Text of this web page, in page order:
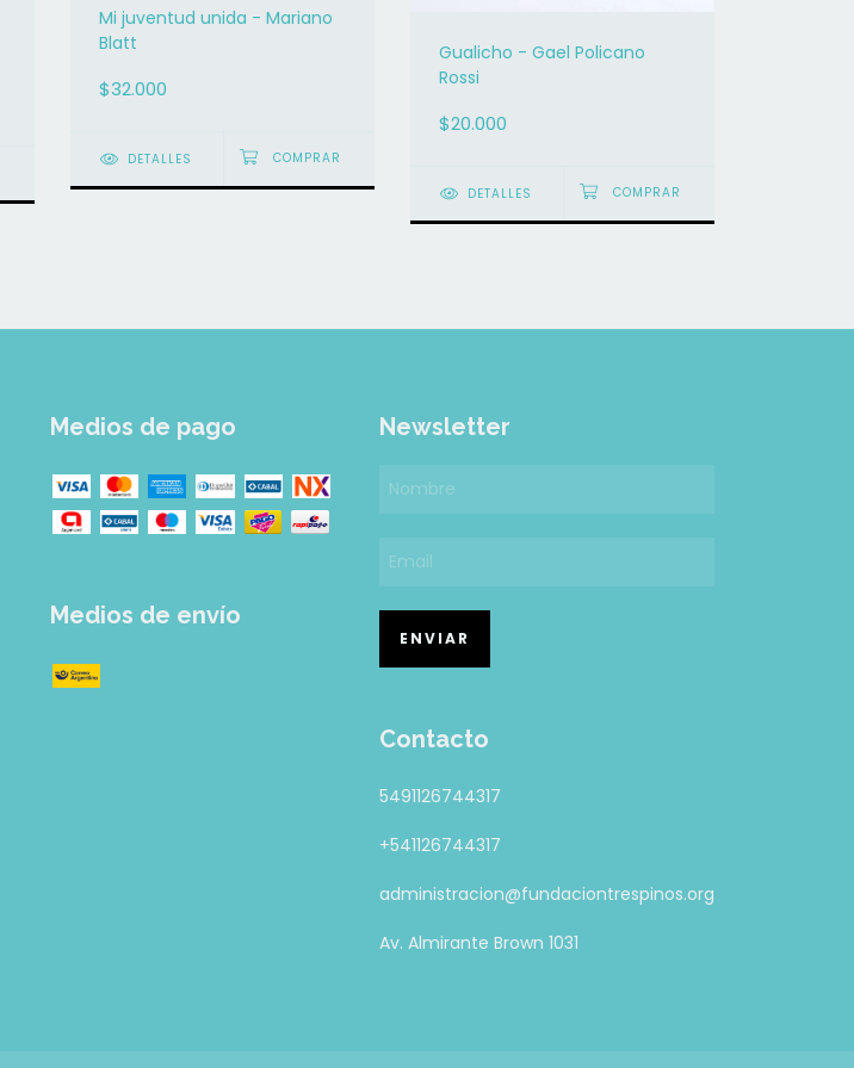
Mi juventud unida - Mariano
Blatt
$32.000
DETALLES
Gualicho - Gael Policano
Rossi
$20.000
DETALLES
Medios de pago
Medios de envío
Newsletter
Contacto
5491126744317
+541126744317
administracion@fundaciontrespinos.org
Av. Almirante Brown 1031